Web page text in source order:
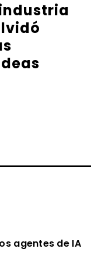
agentes de IA